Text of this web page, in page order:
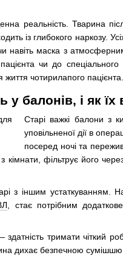
реальність. Тварина
із глибокого наркозу.
навіть маска з
чи до спеціального
життя чотирилапого пацієнта.
балонів, і як їх
Старі важкі балони з
уповільненої дії в
посеред ночі та
кімнати, фільтрує його
іншим устаткуванням.
, стає потрібним
тримати чіткий
дихає безпечною сумішшю